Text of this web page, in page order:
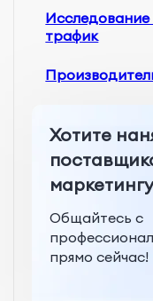
Исследование
трафик
Хотите
Общайтесь с
прямо сейчас!